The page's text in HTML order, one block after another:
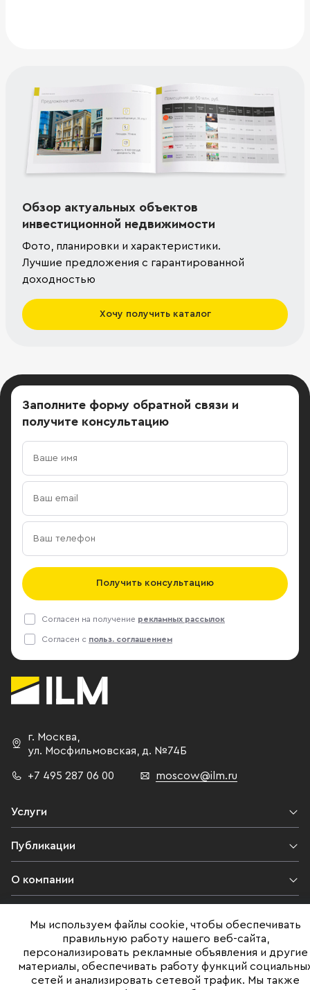
Обзор актуальных объектов
инвестиционной недвижимости
Фото, планировки и характеристики.
Лучшие предложения с гарантированной
доходностью
Хочу получить каталог
Заполните форму обратной связи и
получите консультацию
Получить консультацию
Согласен на получение рекламных рассылок
Согласен с польз. соглашением
г. Москва
ул. Мосфильмовская,
д. №74Б
+7 495 287 06 00 moscow@ilm.ru
Услуги
Публикации
О компании
Юридическая информация
Мы используем файлы cookie, чтобы обеспечивать
правильную работу нашего веб-сайта,
персонализировать рекламные объявления и другие
материалы, обеспечивать работу функций
сетей и анализировать сетевой трафик. Мы также